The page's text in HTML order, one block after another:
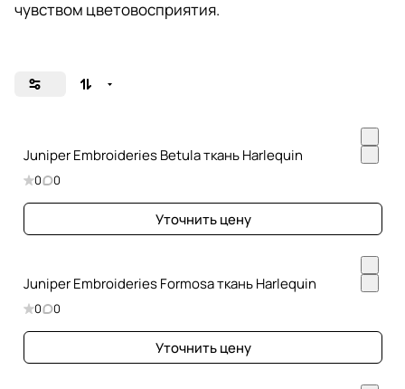
чувством цветовосприятия.
Juniper Embroideries Betula ткань Harlequin
0 0
Уточнить цену
Juniper Embroideries Formosa ткань Harlequin
0 0
Уточнить цену